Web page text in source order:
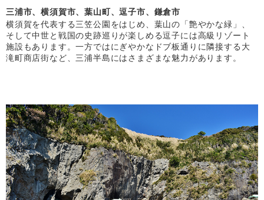
三浦市、横須賀市、葉山町、逗子市、鎌倉市
横須賀を代表する三笠公園をはじめ、葉山の「艶やかな緑」、
そして中世と戦国の史跡巡りが楽しめる逗子には高級リゾート
施設もあります。一方ではにぎやかなドブ板通りに隣接する大
滝町商店街など、三浦半島にはさまざまな魅力があります。